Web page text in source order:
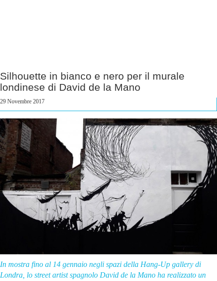
Silhouette in bianco e nero per il murale
londinese di David de la Mano
29 Novembre 2017
In mostra fino al 14 gennaio negli spazi della Hang-Up gallery di
Londra, lo street artist spagnolo David de la Mano ha realizzato un